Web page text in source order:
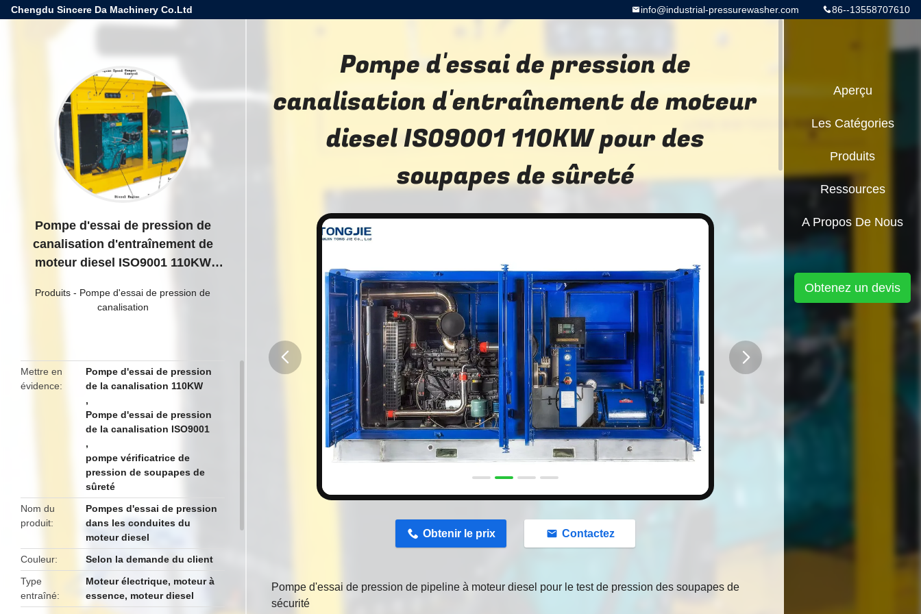
Chengdu Sincere Da Machinery Co.Ltd 86--13558707610
info@industrial-pressurewasher.com
Pompe d'essai de pression de
canalisation d'entraînement de
moteur diesel ISO9001 110KW
Produits - Pompe d'essai de pression de
canalisation
Mettre en
évidence
Pompe d'essai de pression
de la canalisation 110KW
,
Pompe d'essai de pression
de la canalisation ISO9001
,
pompe vérificatrice de
pression de soupapes de
sûreté
Nom du
produit
Pompes d'essai de pression
dans les conduites du
moteur diesel
Couleur
Selon la demande du client
Type
entraîné
Moteur électrique, moteur à
essence, moteur diesel
Pompe d'essai de pression de
canalisation d'entraînement de moteur
diesel ISO9001 110KW pour des
soupapes de sûreté
Obtenir le prix Contactez
Pompe d'essai de pression de pipeline à moteur diesel pour le test de pression des soupapes de
sécurité
Aperçu
Les Catégories
Produits
Ressources
A Propos De Nous
Obtenez un devis